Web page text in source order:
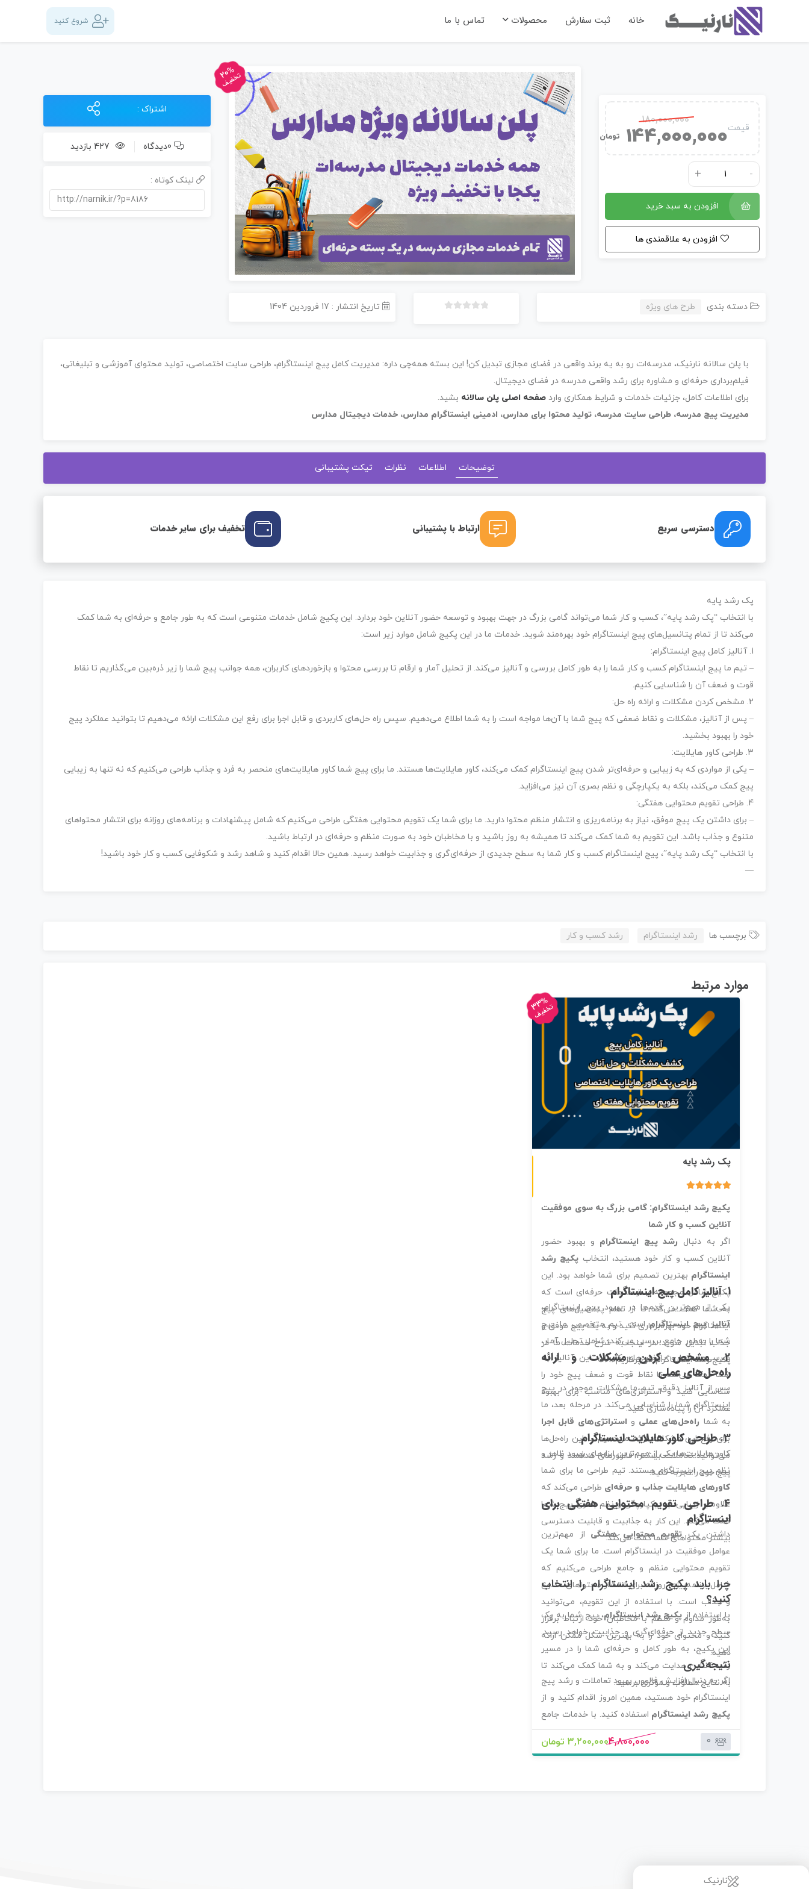
خانه ثبت سفارش محصولات تماس با ما شروع کنید
قیمت
180,000,000
144,000,000 تومان
-
+
افزودن به سبد خرید
افزودن به علاقمندی ها
20%
تخفیف
اشتراک :
0دیدگاه 427 بازدید
لینک کوتاه :
http://narnik.ir/?p=8186
دسته بندی طرح های ویژه
ا
ا
ر
ا
تاریخ انتشار : 17 فروردین 1404
با پلن سالانه نارنیک، مدرسه‌ات رو به یه برند واقعی در فضای مجازی تبدیل کن! این بسته همه‌چی داره: مدیریت کامل پیج اینستاگرام، طراحی سایت اختصاصی، تولید محتوای آموزشی و تبلیغاتی،
فیلم‌برداری حرفه‌ای و مشاوره برای رشد واقعی مدرسه در فضای دیجیتال.
برای اطلاعات کامل، جزئیات خدمات و شرایط همکاری وارد صفحه اصلی پلن سالانه بشید.
مدیریت پیج مدرسه، طراحی سایت مدرسه، تولید محتوا برای مدارس، ادمینی اینستاگرام مدارس، خدمات دیجیتال مدارس
توضیحات اطلاعات نظرات تیکت پشتیبانی
دسترسی سریع ارتباط با پشتیبانی تخفیف برای سایر خدمات
پک رشد پایه
با انتخاب “پک رشد پایه”، کسب و کار شما می‌تواند گامی بزرگ در جهت بهبود و توسعه حضور آنلاین خود بردارد. این پکیج شامل خدمات متنوعی است که به طور جامع و حرفه‌ای به شما کمک
می‌کند تا از تمام پتانسیل‌های پیج اینستاگرام خود بهره‌مند شوید. خدمات ما در این پکیج شامل موارد زیر است:
1. آنالیز کامل پیج اینستاگرام:
– تیم ما پیج اینستاگرام کسب و کار شما را به طور کامل بررسی و آنالیز می‌کند. از تحلیل آمار و ارقام تا بررسی محتوا و بازخوردهای کاربران، همه جوانب پیج شما را زیر ذره‌بین می‌گذاریم تا نقاط
قوت و ضعف آن را شناسایی کنیم.
2. مشخص کردن مشکلات و ارائه راه حل:
– پس از آنالیز، مشکلات و نقاط ضعفی که پیج شما با آن‌ها مواجه است را به شما اطلاع می‌دهیم. سپس راه حل‌های کاربردی و قابل اجرا برای رفع این مشکلات ارائه می‌دهیم تا بتوانید عملکرد پیج
خود را بهبود بخشید.
3. طراحی کاور هایلایت:
– یکی از مواردی که به زیبایی و حرفه‌ای‌تر شدن پیج اینستاگرام کمک می‌کند، کاور هایلایت‌ها هستند. ما برای پیج شما کاور هایلایت‌های منحصر به فرد و جذاب طراحی می‌کنیم که نه تنها به زیبایی
پیج کمک می‌کند، بلکه به یکپارچگی و نظم بصری آن نیز می‌افزاید.
4. طراحی تقویم محتوایی هفتگی:
– برای داشتن یک پیج موفق، نیاز به برنامه‌ریزی و انتشار منظم محتوا دارید. ما برای شما یک تقویم محتوایی هفتگی طراحی می‌کنیم که شامل پیشنهادات و برنامه‌های روزانه برای انتشار محتواهای
متنوع و جذاب باشد. این تقویم به شما کمک می‌کند تا همیشه به روز باشید و با مخاطبان خود به صورت منظم و حرفه‌ای در ارتباط باشید.
با انتخاب “پک رشد پایه”، پیج اینستاگرام کسب و کار شما به سطح جدیدی از حرفه‌ای‌گری و جذابیت خواهد رسید. همین حالا اقدام کنید و شاهد رشد و شکوفایی کسب و کار خود باشید!
—
برچسب ها رشد اینستاگرام رشد کسب و کار
موارد مرتبط
33%
تخفیف
پک رشد پایه
پکیج رشد اینستاگرام: گامی بزرگ به سوی موفقیت
آنلاین کسب و کار شما
اگر به دنبال رشد پیج اینستاگرام و بهبود حضور
آنلاین کسب و کار خود هستید، انتخاب پکیج رشد
اینستاگرام بهترین تصمیم برای شما خواهد بود. این
پکیج شامل مجموعه‌ای از خدمات حرفه‌ای است که
به شما کمک می‌کند تا از تمام پتانسیل‌های پیج
اینستاگرام خود بهره‌برداری کنید و به یک پیج موفق و
جذاب تبدیل شوید. در اینجا به شرح خدمات ما در
پکیج رشد اینستاگرام می‌پردازیم:
1. آنالیز کامل پیج اینستاگرام
یکی از مهم‌ترین قدم‌ها در بهبود پیج اینستاگرام،
آنالیز پیج اینستاگراماست. تیم متخصص ما پیج
شما را به‌طور جامع بررسی می‌کند، شامل تحلیل آمار،
بررسی محتوا و بازخوردهای کاربران. این آنالیز به
شما کمک می‌کند تا نقاط قوت و ضعف پیج خود را
شناسایی کنید و استراتژی‌های مناسب برای بهبود
عملکرد آن را پیاده‌سازی کنید.
2.
مشخص کردن مشکلات و ارائه
راه‌حل‌های عملی
پس از آنالیز دقیق، تیم ما مشکلات موجود در پیج
اینستاگرام شما را شناسایی می‌کند. در مرحله بعد، ما
به شما راه‌حل‌های عملی و استراتژی‌های قابل اجرا
برای رفع این مشکلات ارائه می‌دهیم. با این راه‌حل‌ها
می‌توانید تعاملات بیشتر، فالوورهای هدفمند و رشد
پیج خود را تجربه کنید.
3. طراحی کاور هایلایت اینستاگرام
کاور هایلایت‌ها یکی از مهم‌ترین ابزارهای بهبود ظاهر و
نظم پیج اینستاگرام هستند. تیم طراحی ما برای شما
کاورهای هایلایت جذاب و حرفه‌ای طراحی می‌کند که
علاوه بر زیبایی، به یکپارچگی و نظم بصری پیج شما
کمک می‌کند. این کار به جذابیت و قابلیت دسترسی
بیشتر محتواهای شما کمک می‌کند.
4.
طراحی تقویم محتوایی هفتگی برای
اینستاگرام
داشتن یکتقویم محتوایی هفتگی از مهم‌ترین
عوامل موفقیت در اینستاگرام است. ما برای شما یک
تقویم محتوایی منظم و جامع طراحی می‌کنیم که
شامل برنامه‌ریزی روزانه برای انتشار محتواهای متنوع
و جذاب است. با استفاده از این تقویم، می‌توانید
به‌طور مداوم و منظم با مخاطبان خود ارتباط برقرار
کنید و محتوای خود را به بهترین شکل ممکن ارائه
دهید.
چرا باید پکیج رشد اینستاگرام را انتخاب
کنید؟
با استفاده از پکیج رشد اینستاگرام، پیج شما به یک
سطح جدید از حرفه‌ای‌گری و جذابیت خواهد رسید.
این پکیج، به طور کامل و حرفه‌ای شما را در مسیر
رشد آنلاین هدایت می‌کند و به شما کمک می‌کند تا
به نتایج مطلوب و مؤثری برسید.
نتیجه‌گیری
اگر به دنبال افزایش فالوور، بهبود تعاملات و رشد پیج
اینستاگرام خود هستید، همین امروز اقدام کنید و از
پکیج رشد اینستاگرام استفاده کنید. با خدمات جامع
و حرفه‌ای که ارائه می‌دهیم، پیج شما به یک ابزار
قدرتمند در جذب مخاطبان و ارتقای کسب و کارتان
0
4,800,0003,200,000 تومان
نارنیک